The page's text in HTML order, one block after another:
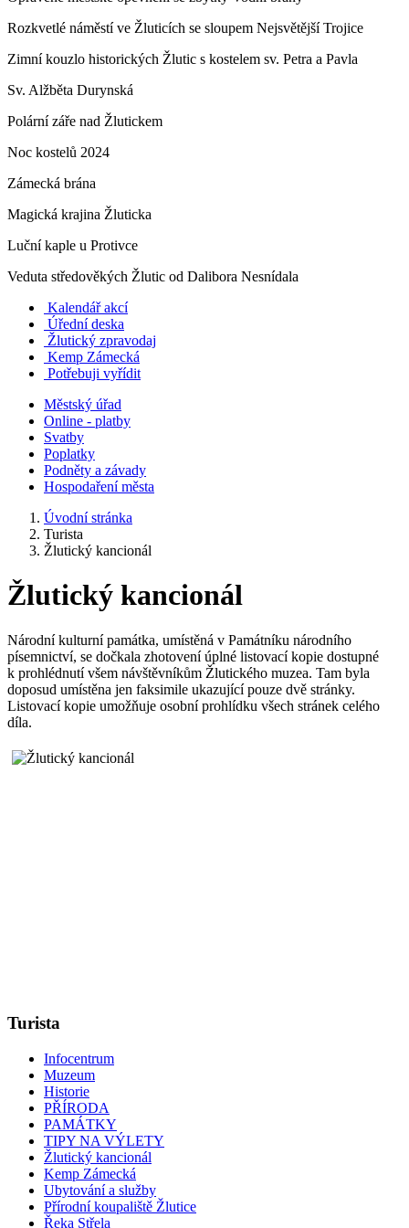
Rozkvetlé náměstí ve Žluticích se sloupem Nejsvětější Trojice
Zimní kouzlo historických Žlutic s kostelem sv. Petra a Pavla
Sv. Alžběta Durynská
Polární záře nad Žlutickem
Noc kostelů 2024
Zámecká brána
Magická krajina Žluticka
Luční kaple u Protivce
Veduta středověkých Žlutic od Dalibora Nesnídala
Kalendář akcí
Úřední deska
Žlutický zpravodaj
Kemp Zámecká
Potřebuji vyřídit
Městský úřad
Online - platby
Svatby
Poplatky
Podněty a závady
Hospodaření města
Úvodní stránka
Turista
Žlutický kancionál
Žlutický kancionál
Národní kulturní památka, umístěná v Památníku národního
písemnictví, se dočkala zhotovení úplné listovací kopie dostupné
k prohlédnutí všem návštěvníkům Žlutického muzea. Tam byla
doposud umístěna jen faksimile ukazující pouze dvě stránky.
Listovací kopie umožňuje osobní prohlídku všech stránek celého
díla.
Turista
Infocentrum
Muzeum
Historie
PŘÍRODA
PAMÁTKY
TIPY NA VÝLETY
Žlutický kancionál
Kemp Zámecká
Ubytování a služby
Přírodní koupaliště Žlutice
Řeka Střela